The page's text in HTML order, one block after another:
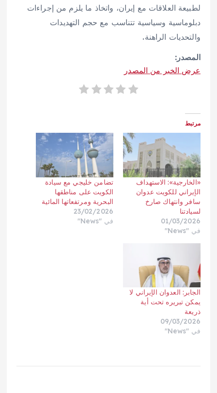
لطبيعة العلاقات مع إيران، واتخاذ ما يلزم من إجراءات
دبلوماسية وسياسية تتناسب مع حجم التهديدات
والتحديات الراهنة.
المصدر:
عرض الخبر من المصدر
مرتبط
«الخارجية»: الاستهداف
الإيراني للكويت عدوان
سافر وانتهاك صارخ
لسيادتنا
01/03/2026
في "News"
تضامن خليجي مع سيادة
الكويت على مناطقها
البحرية ومرتفعاتها المائية
23/02/2026
في "News"
الجابر: العدوان الإيراني لا
يمكن تبريره تحت أية
ذريعة
09/03/2026
في "News"